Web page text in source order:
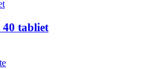
tabliet